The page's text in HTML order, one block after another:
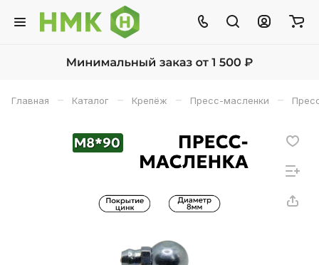
Главная – Каталог – Крепёж – Пресс-масленки –